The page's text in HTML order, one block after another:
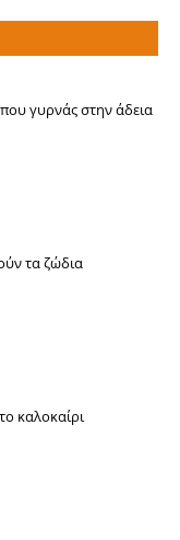
γυρνάς στην άδεια
τα ζώδια
καλοκαίρι